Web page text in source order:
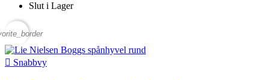
Slut i Lager
 Snabbvy